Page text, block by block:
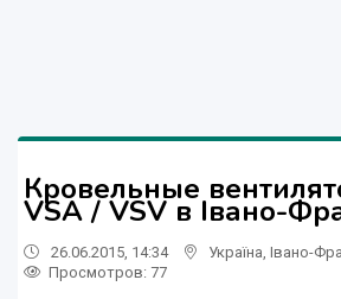
Кровельные
VSA / VSV в Івано-
26.06.2015, 14:34 Україна Івано-
Просмотров: 77